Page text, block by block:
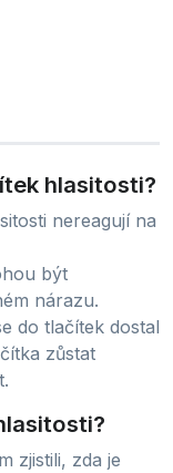
hlasitosti?
nereagují na
být
nárazu.
do tlačítek dostal
zůstat
zjistili, zda je